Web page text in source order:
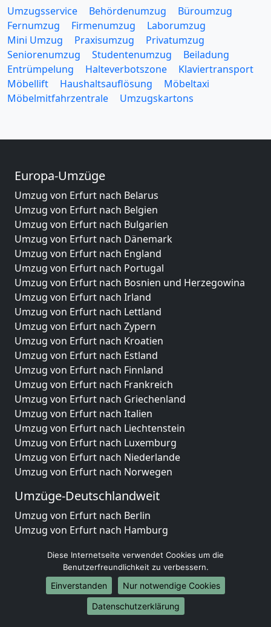
Umzugsservice Behördenumzug
Büroumzug
Fernumzug
Firmenumzug
Laborumzug
Mini Umzug
Praxisumzug
Privatumzug
Seniorenumzug
Studentenumzug
Beiladung
Entrümpelung
Halteverbotszone
Klaviertransport
Möbellift
Haushaltsauflösung
Möbeltaxi
Möbelmitfahrzentrale
Umzugskartons
Europa-Umzüge
Umzug von Erfurt nach Belarus
Umzug von Erfurt nach Belgien
Umzug von Erfurt nach Bulgarien
Umzug von Erfurt nach Dänemark
Umzug von Erfurt nach England
Umzug von Erfurt nach Portugal
Umzug von Erfurt nach Bosnien und Herzegowina
Umzug von Erfurt nach Irland
Umzug von Erfurt nach Lettland
Umzug von Erfurt nach Zypern
Umzug von Erfurt nach Kroatien
Umzug von Erfurt nach Estland
Umzug von Erfurt nach Finnland
Umzug von Erfurt nach Frankreich
Umzug von Erfurt nach Griechenland
Umzug von Erfurt nach Italien
Umzug von Erfurt nach Liechtenstein
Umzug von Erfurt nach Luxemburg
Umzug von Erfurt nach Niederlande
Umzug von Erfurt nach Norwegen
Umzüge-Deutschlandweit
Umzug von Erfurt nach Berlin
Umzug von Erfurt nach Hamburg
Umzug von Erfurt nach Köln
Umzug von Erfurt nach Frankfurt am Main
Umzug von Erfurt nach Stuttgart
Umzug von Erfurt nach Düsseldorf
Umzug von Erfurt nach Leipzig
Diese Internetseite verwendet Cookies um die
Benutzerfreundlichkeit zu verbessern.
Einverstanden
Nur notwendige Cookies
Datenschutzerklärung